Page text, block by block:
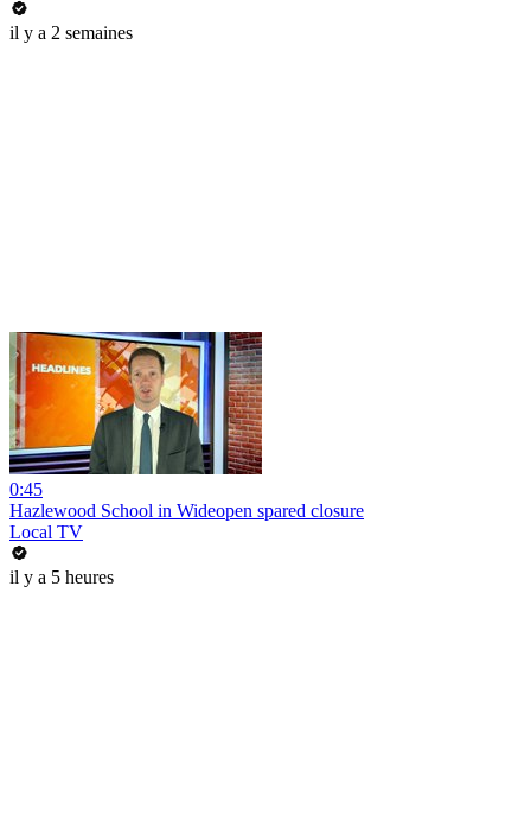
il y a 2 semaines
0:45
Hazlewood School in Wideopen spared closure
Local TV
il y a 5 heures